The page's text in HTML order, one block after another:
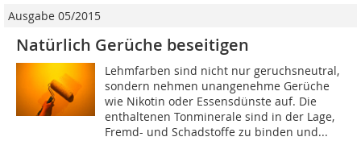
Ausgabe 05/2015
Natürlich Gerüche beseitigen
Lehmfarben sind nicht nur geruchsneutral,
sondern nehmen unangenehme Gerüche
wie Nikotin oder Essensdünste auf. Die
enthaltenen Tonminerale sind in der Lage,
Fremd- und Schadstoffe zu binden und...